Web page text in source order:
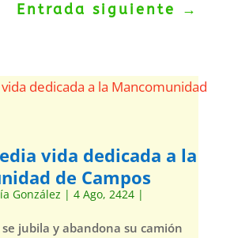
Entrada siguiente
→
vida dedicada a la
de Campos
González | 4 Ago, 2424|
jubila y abandona su camión